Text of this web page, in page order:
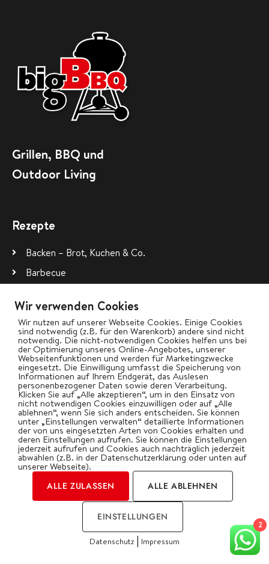
Grillen, BBQ und
Outdoor Living
Rezepte
Backen – Brot, Kuchen & Co.
Barbecue
Burger
Dessert
Dips, Saucen, Rubs
Drinks
Dutch Oven
Fingerfood
Fisch & Meeresfrüchte
Fleisch-Gerichte
Pizza
Planke
Rotisserie (Drehspieß)
2
Wir verwenden Cookies
Wir nutzen auf unserer Webseite Cookies. Einige Cookies
sind notwendig (z.B. für den Warenkorb) andere sind nicht
notwendig. Die nicht-notwendigen Cookies helfen uns bei
der Optimierung unseres Online-Angebotes, unserer
Webseitenfunktionen und werden für Marketingzwecke
eingesetzt. Die Einwilligung umfasst die Speicherung von
Informationen auf Ihrem Endgerät, das Auslesen
personenbezogener Daten sowie deren Verarbeitung.
Klicken Sie auf „Alle akzeptieren“, um in den Einsatz von
nicht notwendigen Cookies einzuwilligen oder auf „Alle
ablehnen“, wenn Sie sich anders entscheiden. Sie können
unter „Einstellungen verwalten“ detaillierte Informationen
der von uns eingesetzten Arten von Cookies erhalten und
deren Einstellungen aufrufen. Sie können die Einstellungen
jederzeit aufrufen und Cookies auch nachträglich jederzeit
abwählen (z.B. in der Datenschutzerklärung oder unten auf
unserer Webseite).
ALLE ZULASSEN ALLE ABLEHNEN
EINSTELLUNGEN
Datenschutz | Impressum